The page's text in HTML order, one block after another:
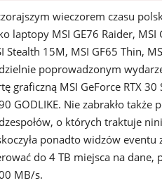
wieczorem czasu
laptopy MSI GE76 Raider, MSI
Stealth 15M, MSI GF65 Thin,
poprowadzonym
graficzną MSI GeForce RTX 30
GODLIKE. Nie zabrakło
o których traktuje
ponadto widzów
do 4 TB miejsca na
MB/s.